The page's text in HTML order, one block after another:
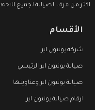
اكثر من مرة، الصيانة لجميع
الأقسام
شركة يونيون اير
صيانة يونيون اير الرئيسي
صيانة يونيون اير وعناوينها
ارقام صيانة يونيون اير